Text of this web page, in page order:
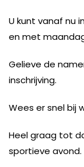
U kunt vanaf nu
en met
Gelieve de
inschrijving.
Wees er snel bij
Heel graag tot
sportieve avond.